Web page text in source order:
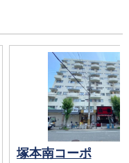
塚本南コーポ